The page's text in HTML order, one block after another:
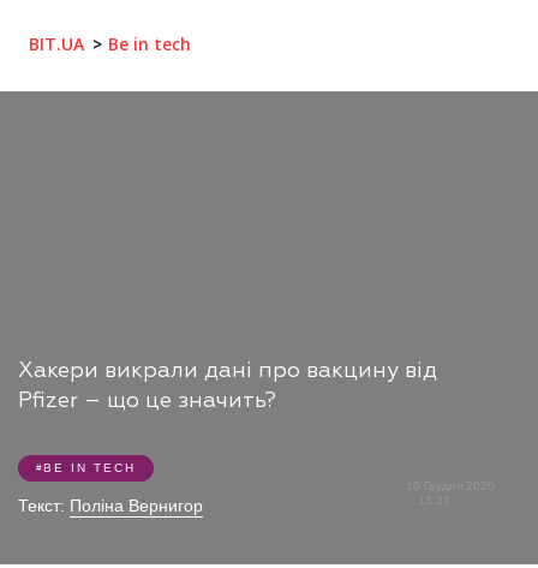
BIT.UA Be in tech
Хакери викрали дані про вакцину від
Pfizer – що це значить?
BE IN TECH
Текст: Поліна Вернигор
10 Грудня 2020